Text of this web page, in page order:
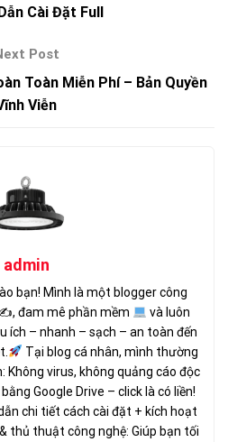
Cài Đặt Full
Toàn Miễn Phí – Bản Quyền
Viễn
admin
bạn! Mình là một blogger công
✍, đam mê phần mềm
và luôn
ích – nhanh – sạch – an toàn đến
Tại blog cá nhân, mình thường
Không virus, không quảng cáo độc
Google Drive – click là có liền!
chi tiết cách cài đặt + kích hoạt
thủ thuật công nghệ: Giúp bạn tối